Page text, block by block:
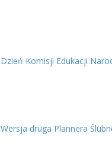
Dzień Komisji Edukacji
Wersja druga Plannera